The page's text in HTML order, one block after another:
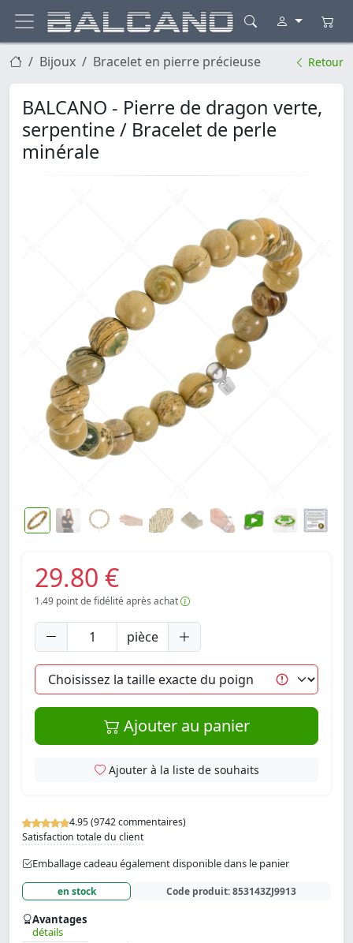
Bijoux Bracelet en pierre précieuse Retour
BALCANO - Pierre de dragon verte,
serpentine / Bracelet de perle
minérale
4.95 (9742 commentaires)
Satisfaction totale du client
Emballage cadeau également disponible dans le panier
en stock Code produit:853143ZJ9913
Avantages
détails
29.80 €
1.49 point de fidélité après achat
pièce
Ajouter au panier
Ajouter à la liste de souhaits